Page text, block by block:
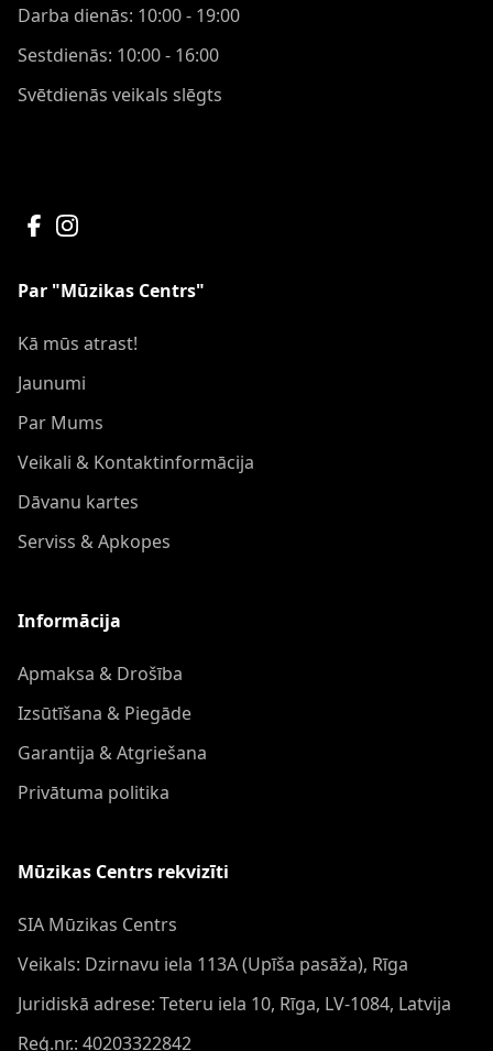
Darba dienās: 10:00 - 19:00
Sestdienās: 10:00 - 16:00
Svētdienās veikals slēgts
Par "Mūzikas Centrs"
Kā mūs atrast!
Jaunumi
Par Mums
Veikali & Kontaktinformācija
Dāvanu kartes
Serviss & Apkopes
Informācija
Apmaksa & Drošība
Izsūtīšana & Piegāde
Garantija & Atgriešana
Privātuma politika
Mūzikas Centrs rekvizīti
SIA Mūzikas Centrs
Veikals: Dzirnavu iela 113A (Upīša pasāža), Rīga
Juridiskā adrese: Teteru iela 10, Rīga, LV-1084, Latvija
Reģ.nr.: 40203322842